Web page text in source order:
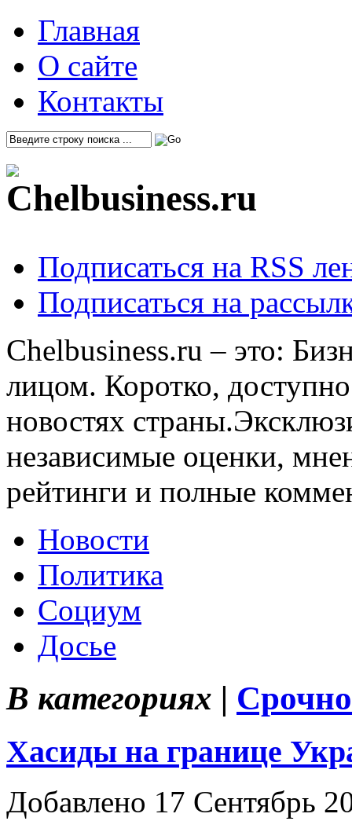
Главная
О сайте
Контакты
Подписаться на RSS
Подписаться на
Chelbusiness.ru – это:
лицом. Коротко,
новостях
независимые оценки,
рейтинги и полные
Новости
Политика
Социум
Досье
В категориях |
Хасиды на границе
Добавлено 17 Сентябрь